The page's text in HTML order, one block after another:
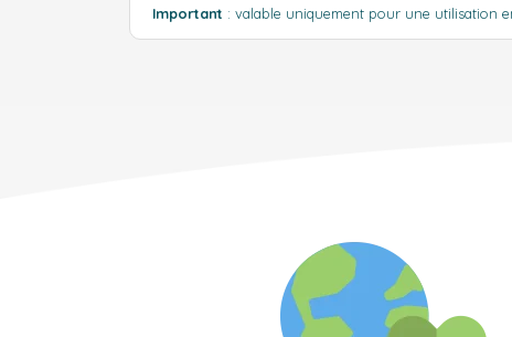
Important : valable uniquement pour une utilisation